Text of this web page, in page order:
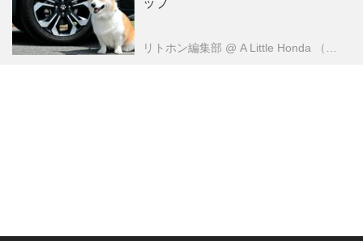
ップ
リトホン編集部 @ A Little Honda （ア・リトル・ホンダ）編集部